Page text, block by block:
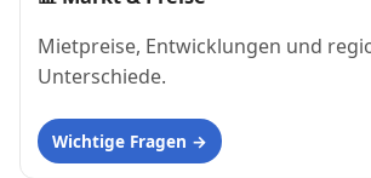
Mietpreise, Entwicklungen und
Unterschiede.
Wichtige Fragen